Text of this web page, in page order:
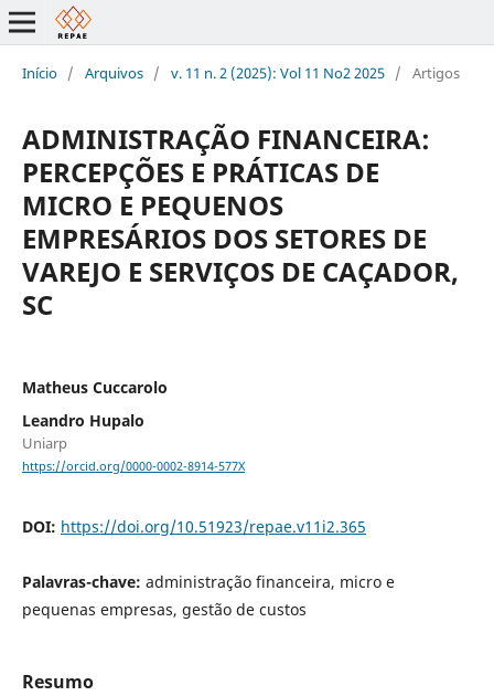
Início / Arquivos / v. 11 n. 2 (2025): Vol 11 No2 2025 / Artigos
ADMINISTRAÇÃO FINANCEIRA:
PERCEPÇÕES E PRÁTICAS DE
MICRO E PEQUENOS
EMPRESÁRIOS DOS SETORES DE
VAREJO E SERVIÇOS DE CAÇADOR,
SC
Matheus Cuccarolo
Leandro Hupalo
Uniarp
https://orcid.org/0000-0002-8914-577X
DOI: https://doi.org/10.51923/repae.v11i2.365
Palavras-chave: administração financeira, micro e
pequenas empresas, gestão de custos
Resumo